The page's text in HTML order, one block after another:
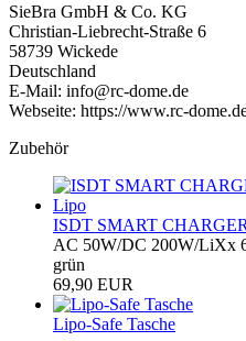
SieBra GmbH & Co. KG
Christian-Liebrecht-Straße 6
58739 Wickede
Deutschland
E-Mail: info@rc-dome.de
Webseite: https://www.rc-
Zubehör
ISDT SMART
AC 50W/DC 200W/LiXx
grün
69,90 EUR
Lipo-Safe Tasche